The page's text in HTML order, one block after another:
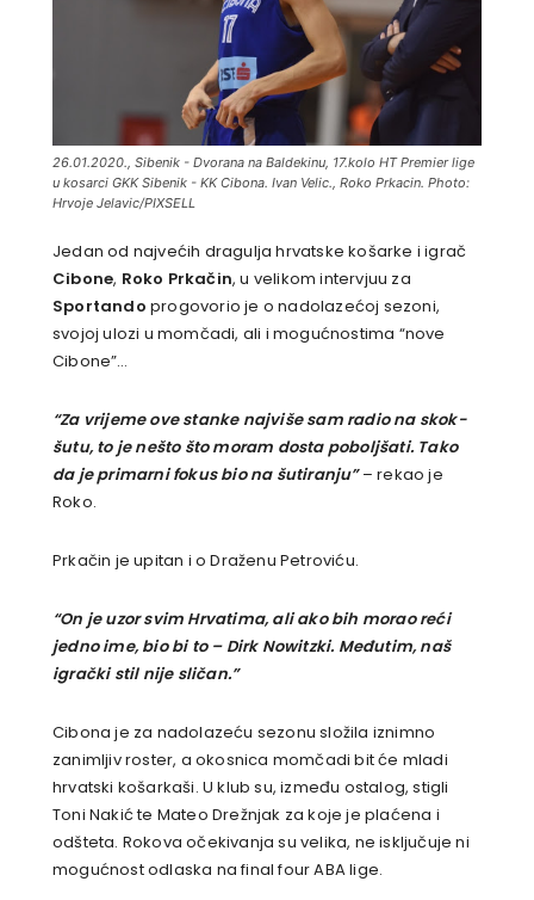
26.01.2020., Sibenik - Dvorana na Baldekinu, 17.kolo HT Premier lige
u kosarci GKK Sibenik - KK Cibona. Ivan Velic., Roko Prkacin. Photo:
Hrvoje Jelavic/PIXSELL
Jedan od najvećih dragulja hrvatske košarke i igrač
Cibone, Roko Prkačin, u velikom intervjuu za
Sportando progovorio je o nadolazećoj sezoni,
svojoj ulozi u momčadi, ali i mogućnostima “nove
Cibone”…
“Za vrijeme ove stanke najviše sam radio na skok-
šutu, to je nešto što moram dosta poboljšati. Tako
da je primarni fokus bio na šutiranju”– rekao je
Roko.
Prkačin je upitan i o Draženu Petroviću.
“On je uzor svim Hrvatima, ali ako bih morao reći
jedno ime, bio bi to – Dirk Nowitzki. Međutim, naš
igrački stil nije sličan.”
Cibona je za nadolazeću sezonu složila iznimno
zanimljiv roster, a okosnica momčadi bit će mladi
hrvatski košarkaši. U klub su, između ostalog, stigli
Toni Nakić te Mateo Drežnjak za koje je plaćena i
odšteta. Rokova očekivanja su velika, ne isključuje ni
mogućnost odlaska na final four ABA lige.